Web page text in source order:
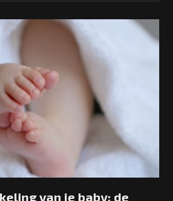
van je baby: de